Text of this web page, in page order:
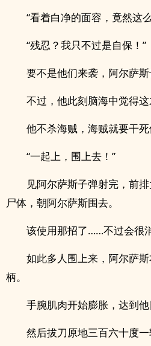
“看着白净的面容，竟然这
“残忍？我只不过是自保！”
要不是他们来袭，阿尔萨斯
不过，他此刻脑海中觉得这
他不杀海贼，海贼就要干死
“一起上，围上去！”
见阿尔萨斯子弹射完，前
尸体，朝阿尔萨斯围去。
该使用那招了……不过会很
如此多人围上来，阿尔萨
柄。
手腕肌肉开始膨胀，达到他
然后拔刀原地三百六十度一